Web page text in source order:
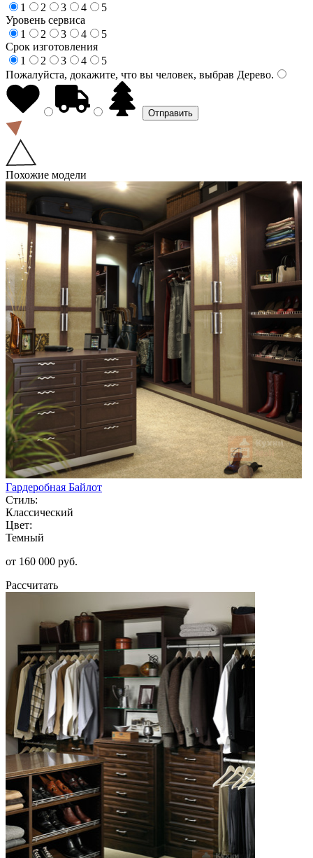
1
2 3 4
5
Уровень сервиса
1
2 3 4
5
Срок изготовления
1
2 3 4
5
Пожалуйста, докажите, что вы человек, выбрав Дерево.
Похожие модели
Гардеробная Байлот
Стиль:
Классический
Цвет:
Темный
от 160 000 руб.
Рассчитать